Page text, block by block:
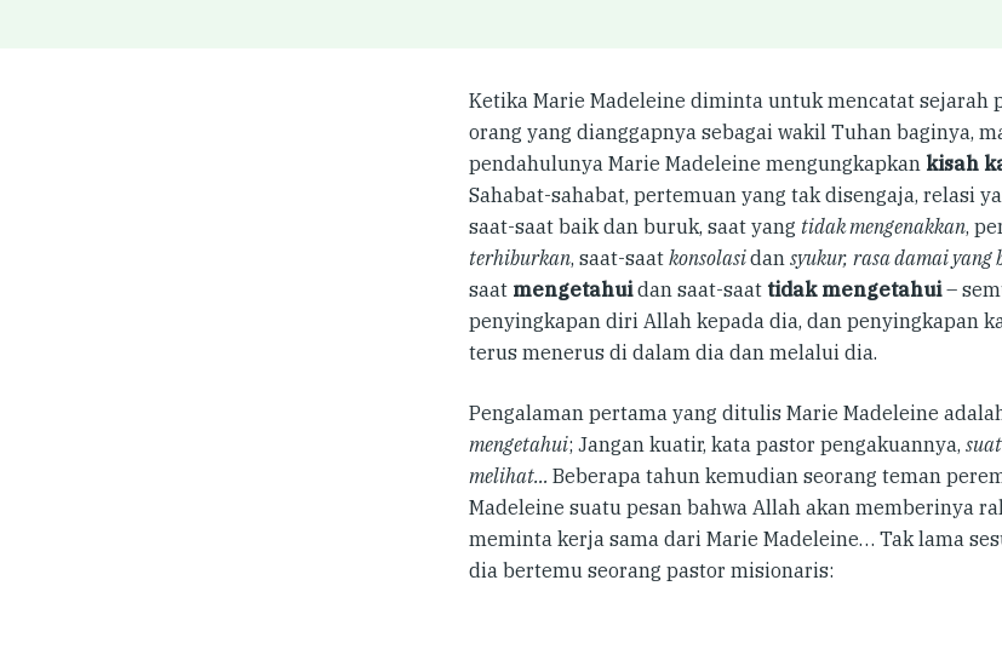
Ketika Marie Madeleine diminta untuk mencatat sejarah
orang yang dianggapnya sebagai wakil Tuhan baginya,
pendahulunya Marie Madeleine mengungkapkan kisah
Sahabat-sahabat, pertemuan yang tak disengaja, relasi
saat-saat baik dan buruk, saat yang tidak mengenakkan,
terhiburkan, saat-saat konsolasidan syukur, rasa damai yang
saat mengetahuidan saat-saat tidak mengetahui–
penyingkapan diri Allah kepada dia, dan penyingkapan
terus menerus di dalam dia dan melalui dia.
Pengalaman pertama yang ditulis Marie Madeleine
mengetahui; Jangan kuatir, kata pastor pengakuannya,
melihat… Beberapa tahun kemudian seorang teman
Madeleine suatu pesan bahwa Allah akan memberinya
meminta kerja sama dari Marie Madeleine… Tak lama
dia bertemu seorang pastor misionaris: